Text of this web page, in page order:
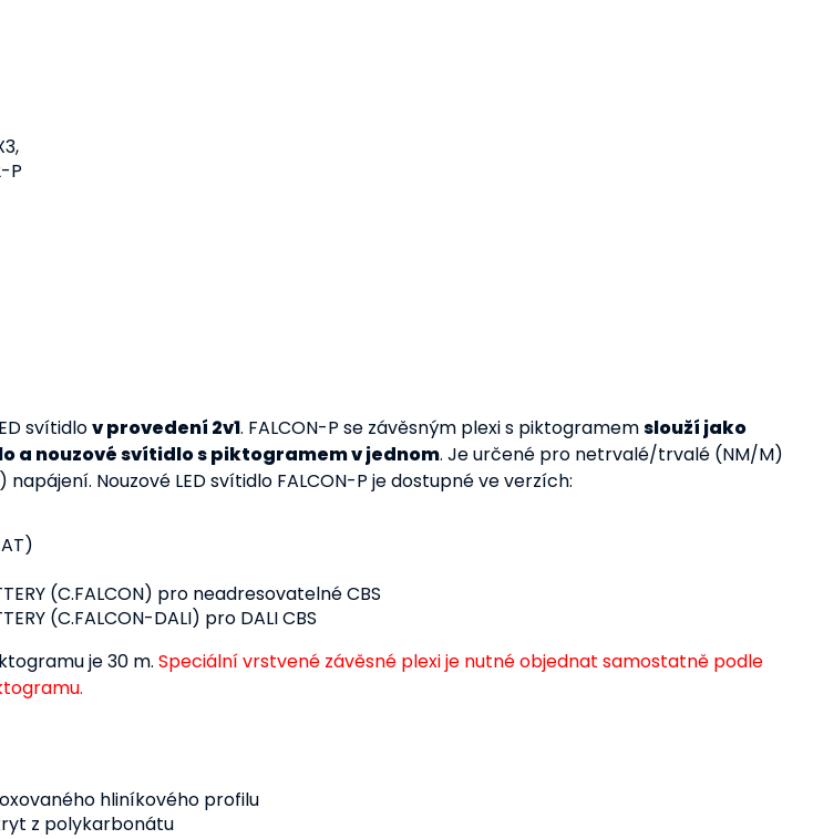
P
svítidlov provedení 2v1. FALCON-P se závěsným plexi s piktogramemslouží jako
a nouzové svítidlo s piktogramem v jednom. Je určené pro netrvalé/trvalé (NM/M)
Nouzové LED svítidlo FALCON-P je dostupné ve verzích:
(C.FALCON) pro neadresovatelné CBS
(C.FALCON-DALI) pro DALI CBS
je 30 m. Speciální vrstvené závěsné plexi je nutné objednat samostatně podle
hliníkového profilu
z polykarbonátu